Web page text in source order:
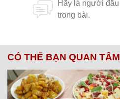
CÓ THỂ BẠN QUAN TÂM